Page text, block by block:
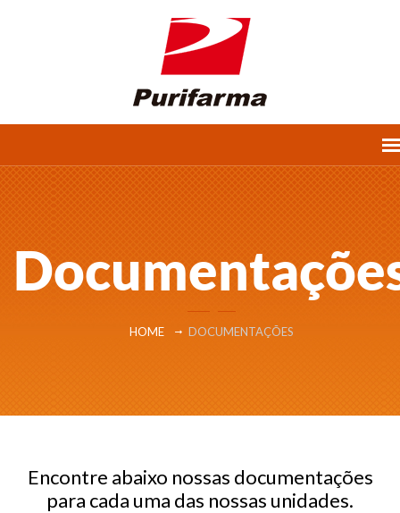
HOME DOCUMENTAÇÕES
Encontre abaixo nossas documentações
para cada uma das nossas unidades.